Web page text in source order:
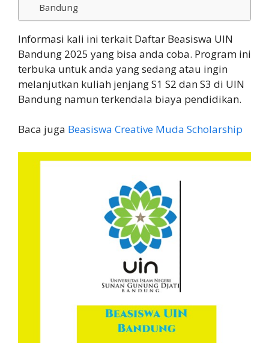
Bandung
Informasi kali ini terkait Daftar Beasiswa UIN
Bandung 2025 yang bisa anda coba. Program ini
terbuka untuk anda yang sedang atau ingin
melanjutkan kuliah jenjang S1 S2 dan S3 di UIN
Bandung namun terkendala biaya pendidikan.
Baca juga Beasiswa Creative Muda Scholarship